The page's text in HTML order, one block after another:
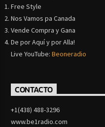
Free Style
Nos Vamos pa Canada
Vende Compra y Gana
De por Aquí y por Alla!
Live YouTube:Beoneradio
CONTACTO
+1(438) 488-3296
www.be1radio.com